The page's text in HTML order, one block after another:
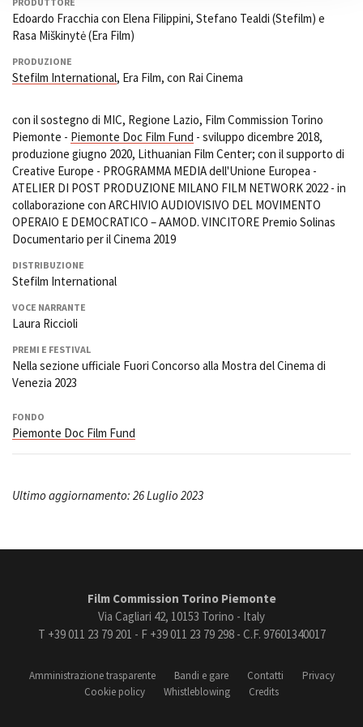
Edoardo Fracchia con Elena Filippini, Stefano Tealdi (Stefilm) e
Rasa Miškinytė (Era Film)
PRODUZIONE
Stefilm International, Era Film, con Rai Cinema
con il sostegno di MIC, Regione Lazio, Film Commission Torino
Piemonte - Piemonte Doc Film Fund - sviluppo dicembre 2018,
produzione giugno 2020, Lithuanian Film Center; con il supporto di
Creative Europe - PROGRAMMA MEDIA dell'Unione Europea -
ATELIER DI POST PRODUZIONE MILANO FILM NETWORK 2022 - in
collaborazione con ARCHIVIO AUDIOVISIVO DEL MOVIMENTO
OPERAIO E DEMOCRATICO – AAMOD. VINCITORE Premio Solinas
Documentario per il Cinema 2019
DISTRIBUZIONE
Stefilm International
VOCE NARRANTE
Laura Riccioli
PREMI E FESTIVAL
Nella sezione ufficiale Fuori Concorso alla Mostra del Cinema di
Venezia 2023
FONDO
Piemonte Doc Film Fund
Ultimo aggiornamento: 26 Luglio 2023
Film Commission Torino Piemonte
Via Cagliari 42, 10153 Torino - Italy
T +39 011 23 79 201 - F +39 011 23 79 298 - C.F. 97601340017
Amministrazione trasparente Bandi e gare Contatti
Privacy
Cookie policy
Whistleblowing Credits